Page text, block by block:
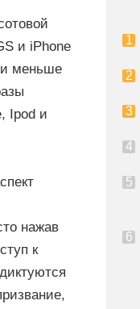
и iPhone
и меньше
Ipod и
нажав
к
с